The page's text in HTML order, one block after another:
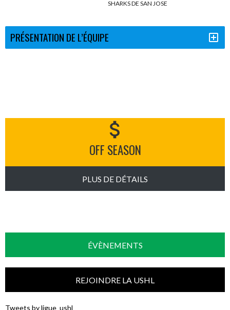
SHARKS DE SAN JOSE
PRÉSENTATION DE L’ÉQUIPE
attach_money
OFF SEASON
PLUS DE DÉTAILS
ÉVÈNEMENTS
REJOINDRE LA USHL
Tweets by ligue_ushl